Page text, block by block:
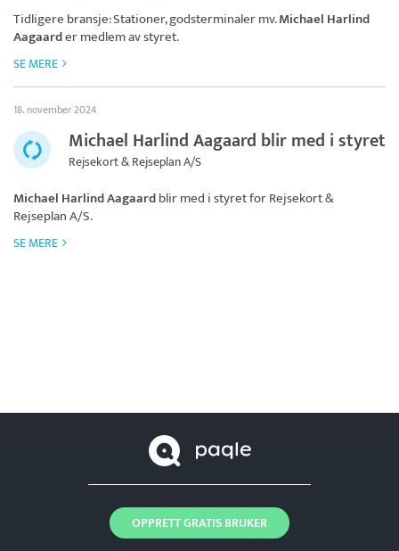
Tidligere bransje: Stationer, godsterminaler mv.Michael Harlind
Aagaarder medlem av styret.
SE MERE
18. november 2024
Michael Harlind Aagaard blir med i styret
Rejsekort & Rejseplan A/S
Michael Harlind Aagaardblir med i styret forRejsekort &
Rejseplan A/S.
SE MERE
OPPRETT GRATIS BRUKER